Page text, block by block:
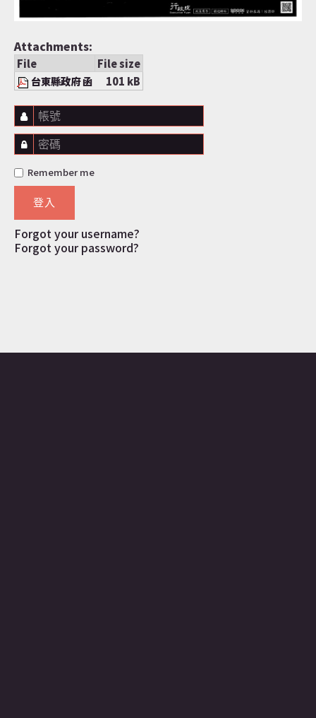
民意交流
Attachments:
File
File size
台東縣政府 函
101 kB
帳號
密碼
Remember me
登入
Forgot your username?
Forgot your password?